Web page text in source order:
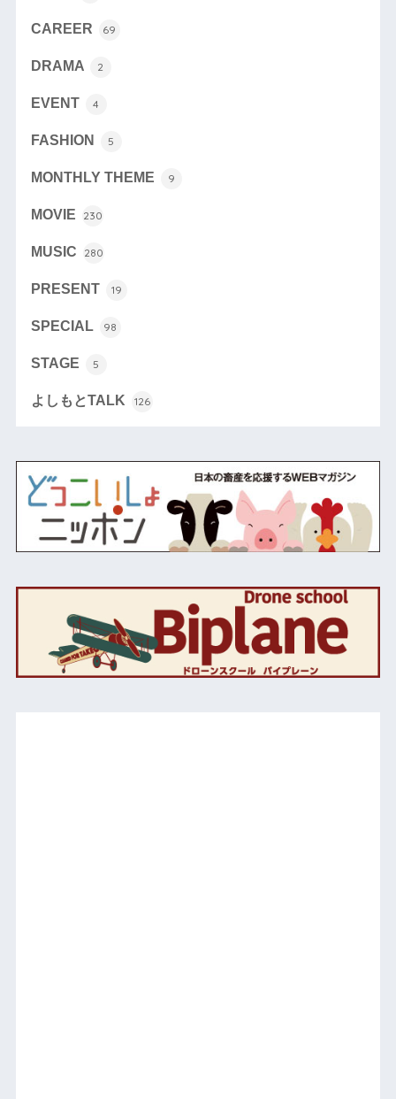
CAREER 69
DRAMA 2
EVENT 4
FASHION 5
MONTHLY THEME 9
MOVIE 230
MUSIC 280
PRESENT 19
SPECIAL 98
STAGE 5
よしもとTALK 126